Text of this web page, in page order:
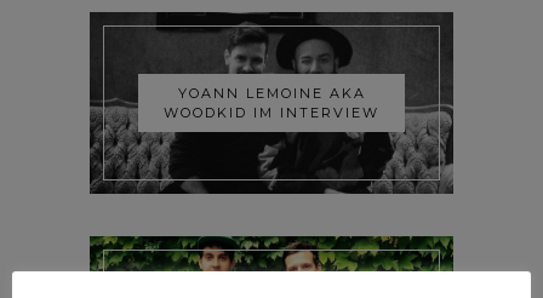
YOANN LEMOINE AKA
WOODKID IM INTERVIEW